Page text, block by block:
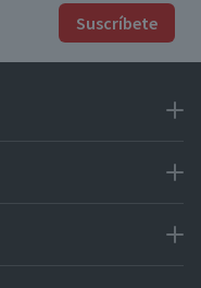
Suscríbete